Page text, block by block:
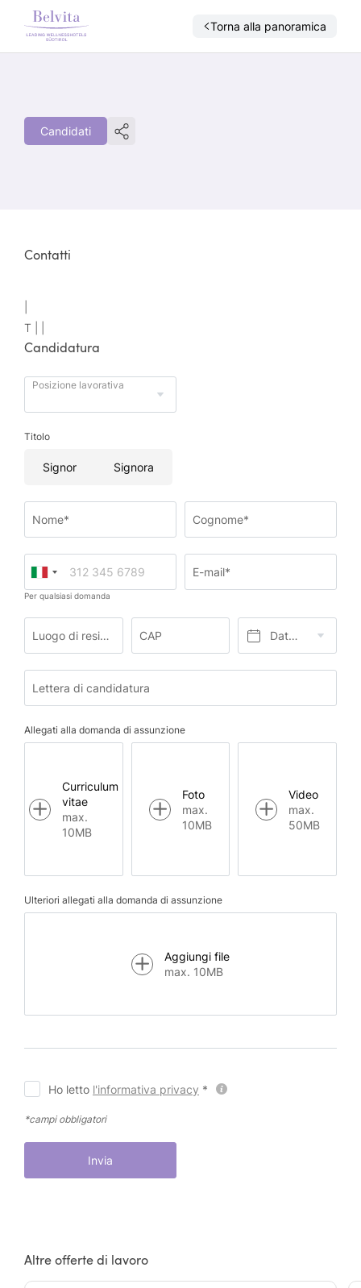
Torna alla panoramica
Candidati
Contatti
T |
Candidatura
Posizione lavorativa
Titolo
Signor Signora
Nome* Cognome*
Per qualsiasi domanda
E-mail*
Luogo di residenza* CAP Data di nascita*
Lettera di candidatura
Allegati alla domanda di assunzione
Curriculum
vitae
max.
10MB
Foto
max.
10MB
Video
max.
50MB
Ulteriori allegati alla domanda di assunzione
Aggiungi file
max. 10MB
Ho letto l'informativa privacy *
*campi obbligatori
Invia
Altre offerte di lavoro